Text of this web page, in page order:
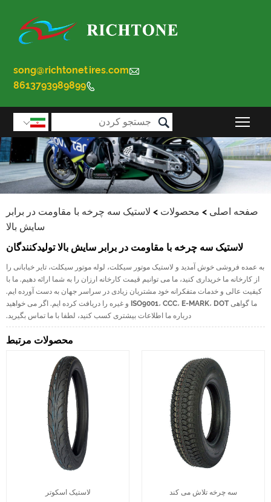

song@richtonetires.com

8613793989899
 
قابلیت مشاهده منوی اصلی را تغییر دهید
صفحه اصلی > محصولات > لاستیک سه چرخه با مقاومت در برابر
سایش بالا
لاستیک سه چرخه با مقاومت در برابر سایش بالا تولیدکنندگان
به عمده فروشی خوش آمدید و لاستیک موتور سیکلت، لوله موتور سیکلت، تایر خیابانی را
از کارخانه ما خریداری کنید، ما می توانیم قیمت کارخانه ارزان را به شما ارائه دهیم. ما با
کیفیت عالی و خدمات متفکرانه خود مشتریان زیادی در سراسر جهان به دست آورده ایم.
ما گواهی ISO9001، CCC، E-MARK، DOT و غیره را دریافت کرده ایم. اگر می خواهید
درباره ما اطلاعات بیشتری کسب کنید، لطفا با ما تماس بگیرید.
محصولات مرتبط
سه چرخه تلاش می کند لاستیک اسکوتر